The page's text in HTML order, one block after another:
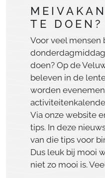
TE DOEN?
Voor veel mensen
donderdagmiddag
doen? Op de
beleven in de
worden
Via onze website
tips. In deze
van die tips voor
Dus leuk bij mooi
niet zo mooi is.